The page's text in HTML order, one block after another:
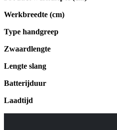
Werkbreedte (cm)
Type handgreep
Zwaardlengte
Lengte slang
Batterijduur
Laadtijd